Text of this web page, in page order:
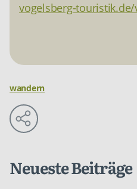
vogelsberg-
wandern
Neueste Beiträge